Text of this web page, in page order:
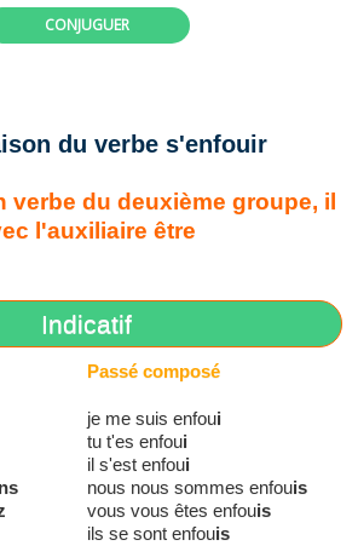
CONJUGUER
du verbe s'enfouir
verbe du deuxième groupe, il
l'auxiliaire être
Indicatif
Passé composé
je me suis enfoui
tu t'es enfoui
il s'est enfoui
nous nous sommes enfouis
vous vous êtes enfouis
ils se sont enfouis